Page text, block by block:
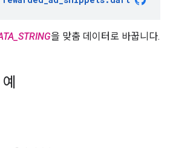
을 맞춤 데이터로 바꿉니다.